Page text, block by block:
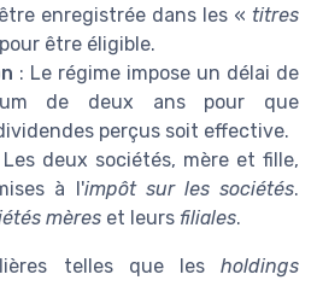
enregistrée dans les « titres
être éligible.
: Le régime impose un délai de
de deux ans pour que
perçus soit effective.
Les deux sociétés, mère et fille,
à l'impôt sur les sociétés.
mères et leurs filiales.
telles que les holdings